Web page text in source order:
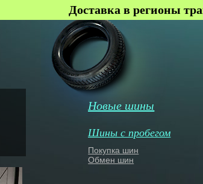
Доставка в регионы
Новые шины
Шины с пробегом
Покупка шин
Обмен шин